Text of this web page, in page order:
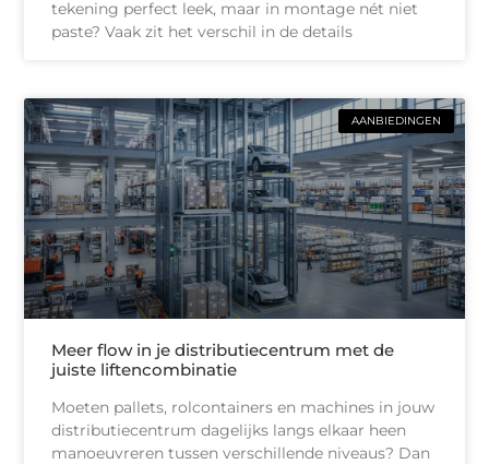
tekening perfect leek, maar in montage nét niet
paste? Vaak zit het verschil in de details
AANBIEDINGEN
Meer flow in je distributiecentrum met de
juiste liftencombinatie
Moeten pallets, rolcontainers en machines in jouw
distributiecentrum dagelijks langs elkaar heen
manoeuvreren tussen verschillende niveaus? Dan